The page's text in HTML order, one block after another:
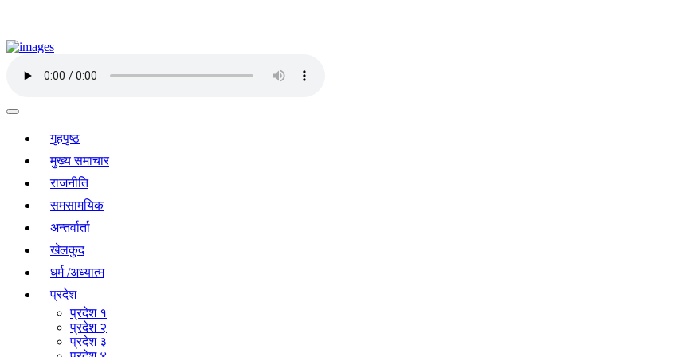
गृहपृष्ठ
मुख्य समाचार
राजनीति
समसामयिक
अन्तर्वार्ता
खेलकुद
धर्म /अध्यात्म
प्रदेश
प्रदेश १
प्रदेश २
प्रदेश ३